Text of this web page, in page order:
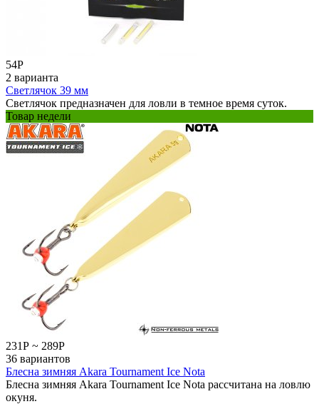
54Р
2 варианта
Светлячок 39 мм
Светлячок предназначен для ловли в темное время суток.
Товар недели
231Р ~ 289Р
36 вариантов
Блесна зимняя Akara Tournament Ice Nota
Блесна зимняя Akara Tournament Ice Nota рассчитана на ловлю
окуня.